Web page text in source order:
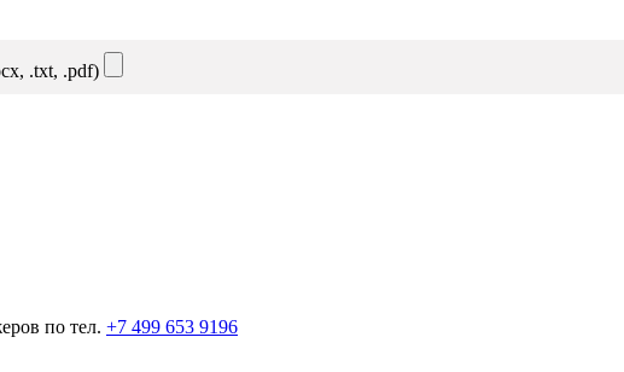
.txt, .pdf)
по тел. +7 499 653 9196